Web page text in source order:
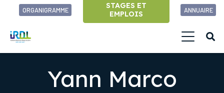
ORGANIGRAMME
STAGES ET
EMPLOIS
ANNUAIRE
Yann Marco